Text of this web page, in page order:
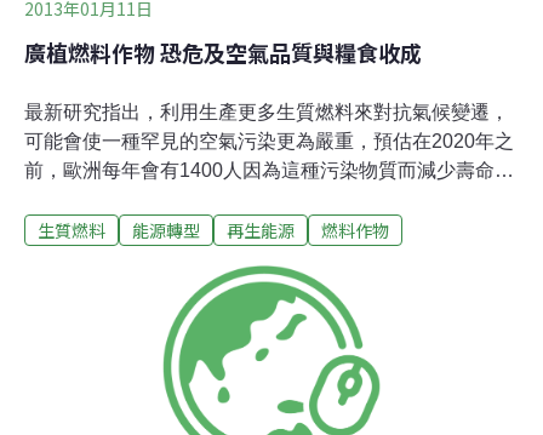
2013年01月11日
廣植燃料作物 恐危及空氣品質與糧食收成
最新研究指出，利用生產更多生質燃料來對抗氣候變遷，
可能會使一種罕見的空氣污染更為嚴重，預估在2020年之
前，歐洲每年會有1400人因為這種污染物質而減少壽命。
石油和煤炭似乎是較乾淨的替代方案，卻會釋放一種氣
國蘭卡斯特大學的修伊特﹙Nick Hewitt﹚和同事進行這項
研究，他表示，「因為能降低大氣裡的二氧化碳，一般認
為栽種生質燃料作物是好事一樁。我們在研究裡想表達
的，是『這麼做的確不錯，不過生質燃料也對空氣品質有
負面影響。』」該研究發表在《自然氣候變遷》期刊，是
生質燃料 能源轉型 再生能源 燃料作物